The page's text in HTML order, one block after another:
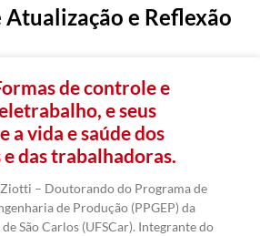
Atualização e Reflexão
de controle e
e seus
a vida e saúde dos
das trabalhadoras.
– Doutorando do Programa de
de Produção (PPGEP) da
São Carlos (UFSCar). Integrante do